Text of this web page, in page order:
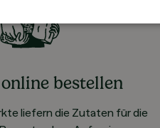
bestellen
liefern die Zutaten für die